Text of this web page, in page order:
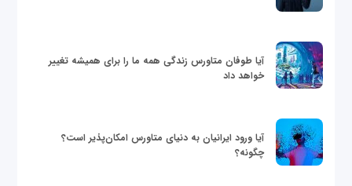
آیا طوفان متاورس زندگی همه ما را برای همیشه تغییر
خواهد داد
آیا ورود ایرانیان به دنیای متاورس امکان‌پذیر است؟
چگونه؟